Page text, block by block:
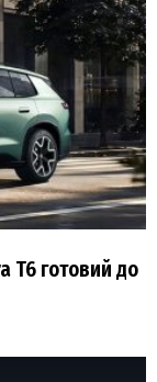
T6 готовий до